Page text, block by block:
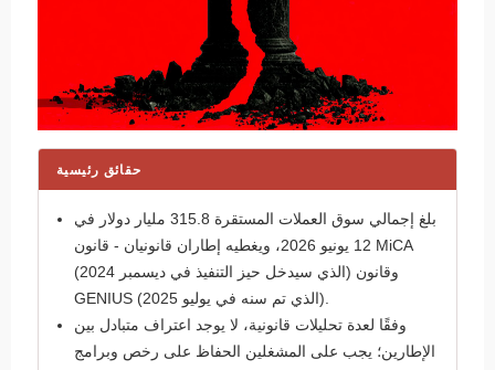
حقائق رئيسية
بلغ إجمالي سوق العملات المستقرة 315.8 مليار دولار في
12 يونيو 2026، ويغطيه إطاران قانونيان - قانون MiCA
(الذي سيدخل حيز التنفيذ في ديسمبر 2024) وقانون
GENIUS (الذي تم سنه في يوليو 2025).
وفقًا لعدة تحليلات قانونية، لا يوجد اعتراف متبادل بين
الإطارين؛ يجب على المشغلين الحفاظ على رخص وبرامج